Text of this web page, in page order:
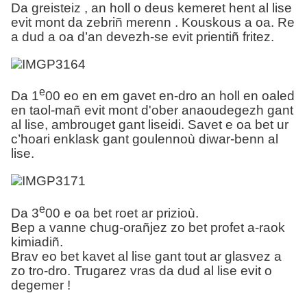
Da greisteiz , an holl o deus kemeret hent al lise
evit mont da zebriñ merenn . Kouskous a oa. Re
a dud a oa d’an devezh-se evit prientiñ fritez.
Da 1e00 eo en em gavet en-dro an holl en oaled
en taol-mañ evit mont d'ober anaoudegezh gant
al lise, ambrouget gant liseidi. Savet e oa bet ur
c’hoari enklask gant goulennoù diwar-benn al
lise.
Da 3e00 e oa bet roet ar prizioù.
Bep a vanne chug-orañjez zo bet profet a-raok
kimiadiñ.
Brav eo bet kavet al lise gant tout ar glasvez a
zo tro-dro. Trugarez vras da dud al lise evit o
degemer !